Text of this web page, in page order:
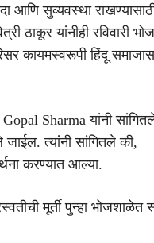
आणि सुव्यवस्था
ठाकूर यांनीही रविवारी
कायमस्वरूपी हिंदू
Sharma यांनी
त्यांनी सांगितले की,
करण्यात आल्या.
मूर्ती पुन्हा भोजशाळेत